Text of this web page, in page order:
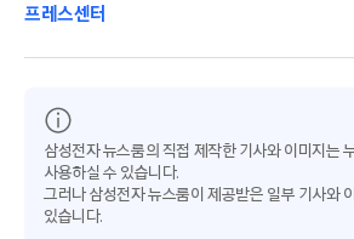
프레스센터
삼성전자 뉴스룸의 직접 제작한 기사와 이미지는
사용하실 수 있습니다.
그러나 삼성전자 뉴스룸이 제공받은 일부 기사와
있습니다.